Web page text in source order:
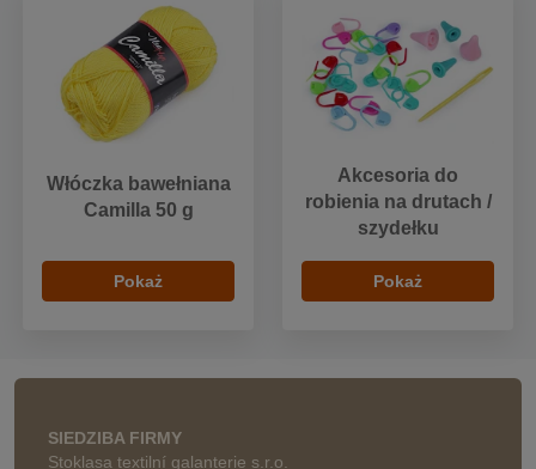
Włóczka bawełniana
Camilla 50 g
Pokaż
Akcesoria do
robienia na drutach /
szydełku
Pokaż
SIEDZIBA FIRMY
Stoklasa textilní galanterie s.r.o.